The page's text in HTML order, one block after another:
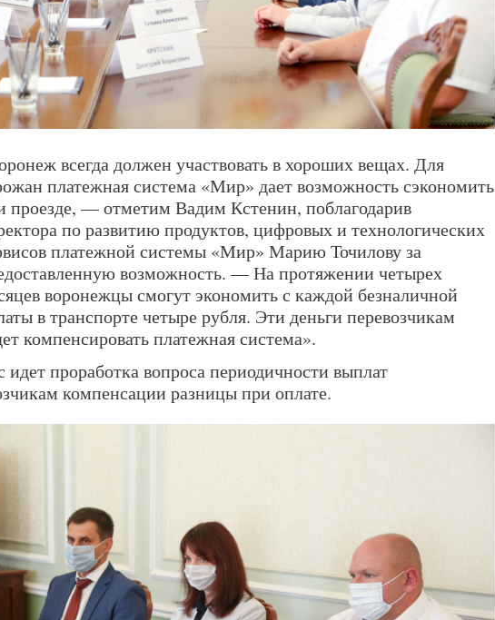
всегда должен участвовать в хороших вещах. Для
платежная система «Мир» дает возможность сэкономить
проезде, — отметим Вадим Кстенин, поблагодарив
по развитию продуктов, цифровых и технологических
платежной системы «Мир» Марию Точилову за
возможность. — На протяжении четырех
воронежцы смогут экономить с каждой безналичной
в транспорте четыре рубля. Эти деньги перевозчикам
компенсировать платежная система».
идет проработка вопроса периодичности выплат
компенсации разницы при оплате.